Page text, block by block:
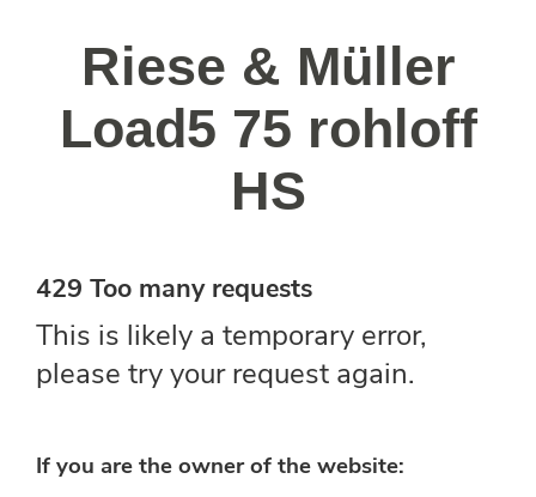
Riese & Müller
Load5 75 rohloff
HS